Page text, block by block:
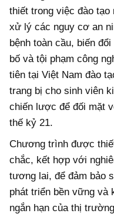
thiết trong việc đào tạo
xử lý các nguy cơ an
bệnh toàn cầu, biến
bố và tội phạm công
tiên tại Việt Nam đào
trang bị cho sinh viên
chiến lược để đối mặt
thế kỷ 21.
Chương trình được
chắc, kết hợp với
tương lai, để đảm bảo
phát triển bền vững và
ngắn hạn của thị